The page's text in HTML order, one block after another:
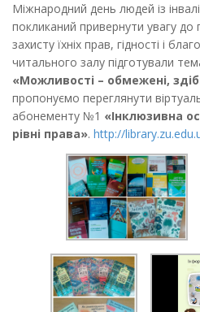
Міжнародний день людей із
покликаний привернути увагу
захисту їхніх прав, гідності і
читального залу підготували
«Можливості – обмежені,
пропонуємо переглянути
абонементу №1 «Інклюзивна
рівні права». http://